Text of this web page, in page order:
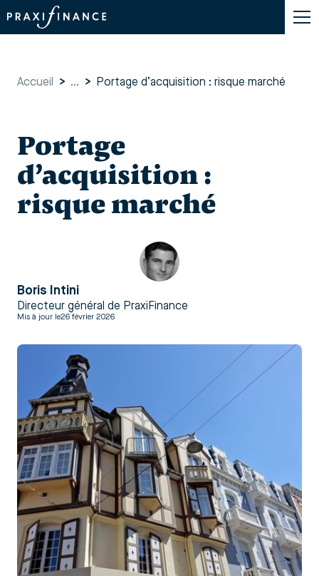
Accueil > ... > Portage d’acquisition : risque marché
Portage
d’acquisition :
risque marché
Boris Intini
Directeur général de PraxiFinance
Mis à jour le26 février 2026